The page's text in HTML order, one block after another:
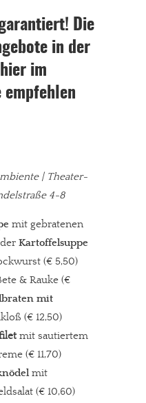
Die
in der
im
empfehlen
| Theater-
4-8
mit gebratenen
Kartoffelsuppe
(€ 5,50)
& Rauke (€
mit
(€ 12,50)
mit sautiertem
(€ 11,70)
mit
(€ 10,60)